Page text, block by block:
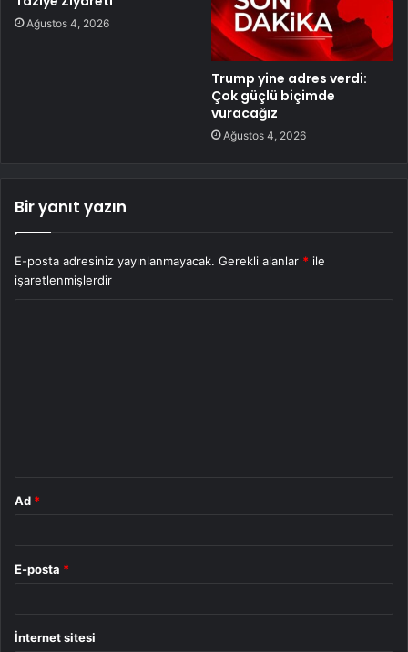
Ağustos 4, 2026
Trump yine adres verdi:
Çok güçlü biçimde
vuracağız
Ağustos 4, 2026
Bir yanıt yazın
E-posta adresiniz yayınlanmayacak. Gerekli alanlar * ile
işaretlenmişlerdir
Ad *
E-posta *
İnternet sitesi